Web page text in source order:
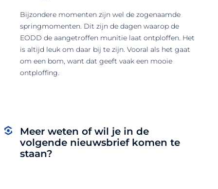
Bijzondere momenten zijn wel de zogenaamde
springmomenten. Dit zijn de dagen waarop de
EODD de aangetroffen munitie laat ontploffen. Het
is altijd leuk om daar bij te zijn. Vooral als het gaat
om een bom, want dat geeft vaak een mooie
ontploffing.
Meer weten of wil je in de
volgende nieuwsbrief komen te
staan?